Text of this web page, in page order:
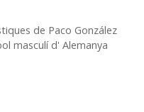
de Paco González
masculí d' Alemanya